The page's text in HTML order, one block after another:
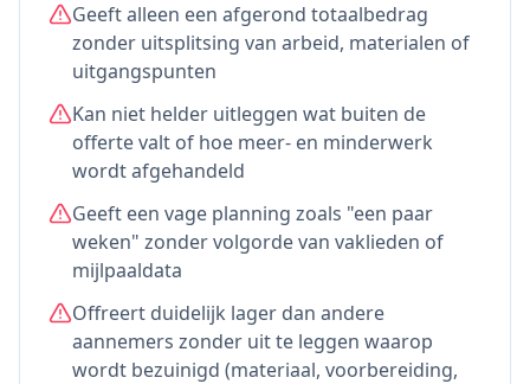
Geeft alleen een afgerond totaalbedrag
zonder uitsplitsing van arbeid, materialen of
uitgangspunten
Kan niet helder uitleggen wat buiten de
offerte valt of hoe meer- en minderwerk
wordt afgehandeld
Geeft een vage planning zoals "een paar
weken" zonder volgorde van vaklieden of
mijlpaaldata
Offreert duidelijk lager dan andere
aannemers zonder uit te leggen waarop
wordt bezuinigd (materiaal, voorbereiding,